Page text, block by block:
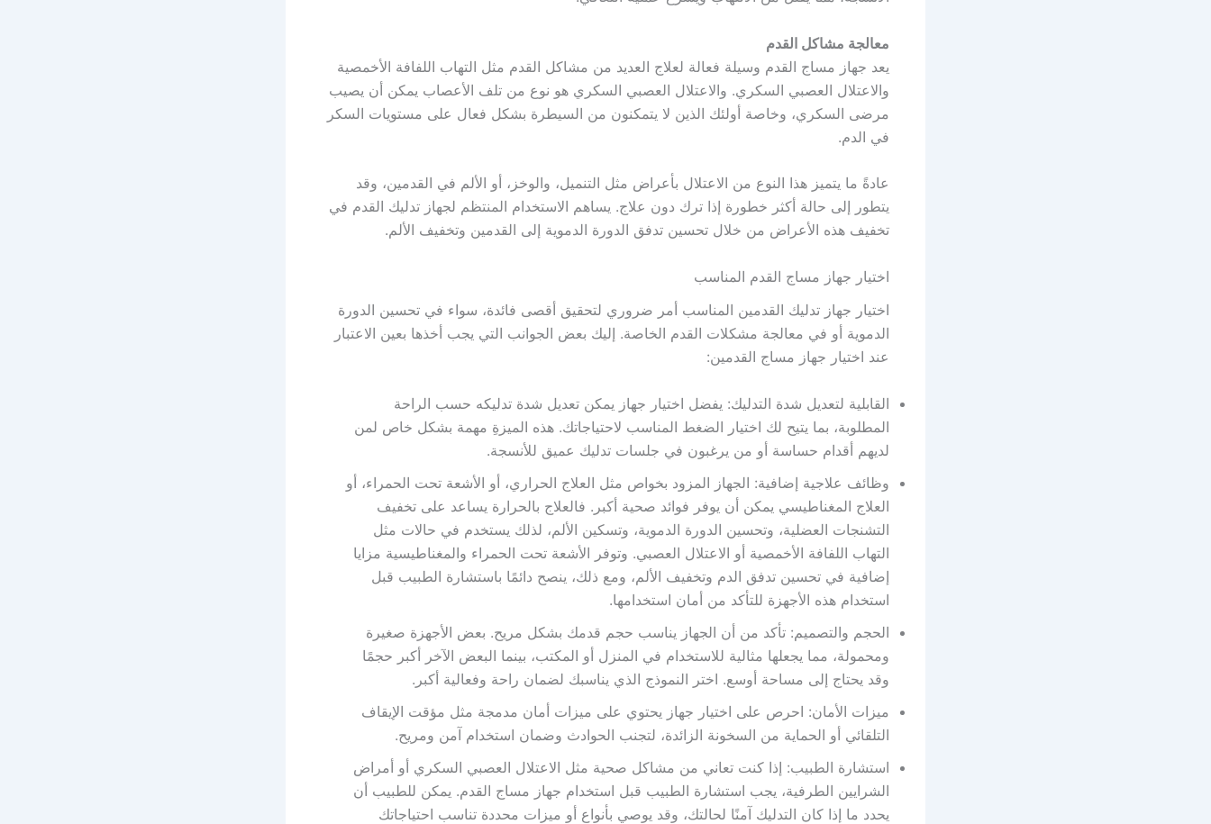
معالجة مشاكل القدم
يعد جهاز مساج القدم وسيلة فعالة لعلاج العديد من مشاكل القدم مثل التهاب اللفافة الأخمصية
والاعتلال العصبي السكري. والاعتلال العصبي السكري هو نوع من تلف الأعصاب يمكن أن يصيب
مرضى السكري، وخاصة أولئك الذين لا يتمكنون من السيطرة بشكل فعال على مستويات السكر
في الدم.
عادةً ما يتميز هذا النوع من الاعتلال بأعراض مثل التنميل، والوخز، أو الألم في القدمين، وقد
يتطور إلى حالة أكثر خطورة إذا ترك دون علاج. يساهم الاستخدام المنتظم لجهاز تدليك القدم في
تخفيف هذه الأعراض من خلال تحسين تدفق الدورة الدموية إلى القدمين وتخفيف الألم.
اختيار جهاز مساج القدم المناسب
اختيار جهاز تدليك القدمين المناسب أمر ضروري لتحقيق أقصى فائدة، سواء في تحسين الدورة
الدموية أو في معالجة مشكلات القدم الخاصة. إليك بعض الجوانب التي يجب أخذها بعين الاعتبار
عند اختيار جهاز مساج القدمين:
القابلية لتعديل شدة التدليك: يفضل اختيار جهاز يمكن تعديل شدة تدليكه حسب الراحة
المطلوبة، بما يتيح لك اختيار الضغط المناسب لاحتياجاتك. هذه الميزةِ مهمة بشكل خاص لمن
لديهم أقدام حساسة أو من يرغبون في جلسات تدليك عميق للأنسجة.
وظائف علاجية إضافية: الجهاز المزود بخواص مثل العلاج الحراري، أو الأشعة تحت الحمراء، أو
العلاج المغناطيسي يمكن أن يوفر فوائد صحية أكبر. فالعلاج بالحرارة يساعد على تخفيف
التشنجات العضلية، وتحسين الدورة الدموية، وتسكين الألم، لذلك يستخدم في حالات مثل
التهاب اللفافة الأخمصية أو الاعتلال العصبي. وتوفر الأشعة تحت الحمراء والمغناطيسية مزايا
إضافية في تحسين تدفق الدم وتخفيف الألم، ومع ذلك، ينصح دائمًا باستشارة الطبيب قبل
استخدام هذه الأجهزة للتأكد من أمان استخدامها.
الحجم والتصميم: تأكد من أن الجهاز يناسب حجم قدمك بشكل مريح. بعض الأجهزة صغيرة
ومحمولة، مما يجعلها مثالية للاستخدام في المنزل أو المكتب، بينما البعض الآخر أكبر حجمًا
وقد يحتاج إلى مساحة أوسع. اختر النموذج الذي يناسبك لضمان راحة وفعالية أكبر.
ميزات الأمان: احرص على اختيار جهاز يحتوي على ميزات أمان مدمجة مثل مؤقت الإيقاف
التلقائي أو الحماية من السخونة الزائدة، لتجنب الحوادث وضمان استخدام آمن ومريح.
استشارة الطبيب: إذا كنت تعاني من مشاكل صحية مثل الاعتلال العصبي السكري أو أمراض
الشرايين الطرفية، يجب استشارة الطبيب قبل استخدام جهاز مساج القدم. يمكن للطبيب أن
يحدد ما إذا كان التدليك آمنًا لحالتك، وقد يوصي بأنواع أو ميزات محددة تناسب احتياجاتك